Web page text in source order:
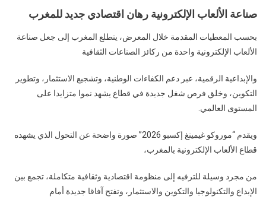
صناعة الألعاب الإلكترونية رهان اقتصادي جديد للمغرب
بحسب المعطيات المقدمة خلال المعرض، يتطلع المغرب إلى جعل صناعة
الألعاب الإلكترونية واحدة من ركائز الصناعات الثقافية
والإبداعية الرقمية، عبر دعم الكفاءات الوطنية، وتشجيع الاستثمار، وتطوير
التكوين، وخلق فرص شغل جديدة في قطاع يشهد نموا متزايدا على
المستوى العالمي.
ويقدم “موروكو غيمينغ إكسبو 2026” صورة واضحة عن التحول الذي يشهده
قطاع الألعاب الإلكترونية بالمغرب،
من مجرد وسيلة للترفيه إلى منظومة اقتصادية وثقافية متكاملة، تجمع بين
الإبداع والتكنولوجيا والتكوين والاستثمار، وتفتح آفاقا جديدة أمام